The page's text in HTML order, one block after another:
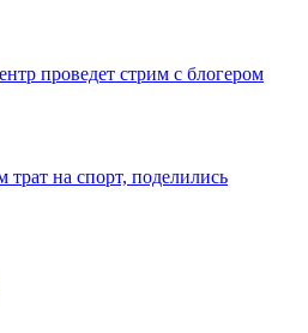
проведет стрим с блогером
на спорт, поделились